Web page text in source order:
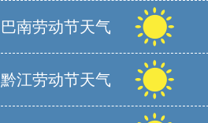
巴南劳动节天气
黔江劳动节天气